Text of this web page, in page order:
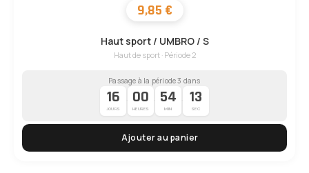
9,85 €
Haut sport / UMBRO / S
Haut de sport · Période 2
Passage à la période 3 dans
16
JOURS
00
HEURES
54
MIN
12
SEC
Ajouter au panier